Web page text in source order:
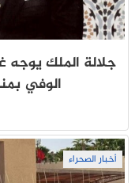
جلالة الملك يوجه
الوفي
أخبار الصحراء